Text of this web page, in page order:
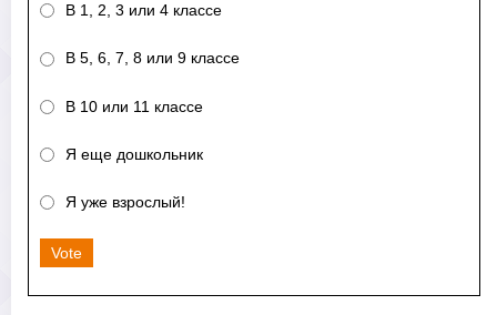
В 1, 2, 3 или 4 классе
В 5, 6, 7, 8 или 9 классе
В 10 или 11 классе
Я еще дошкольник
Я уже взрослый!
Vote